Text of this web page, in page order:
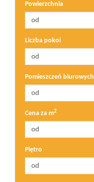
Powierzchnia
Liczba pokoi
Pomieszczeń biurowych
Cena za m2
Piętro